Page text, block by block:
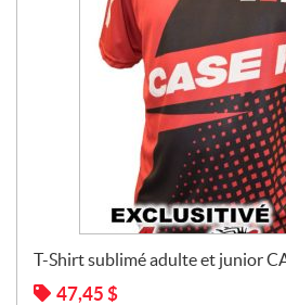
T-Shirt sublimé adulte et junior
47,45 $